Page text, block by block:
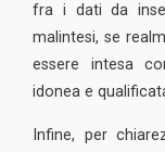
fra i dati da
malintesi, se
essere intesa
idonea e
Infine, per